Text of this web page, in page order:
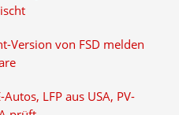
Version von FSD melden
LFP aus USA, PV-